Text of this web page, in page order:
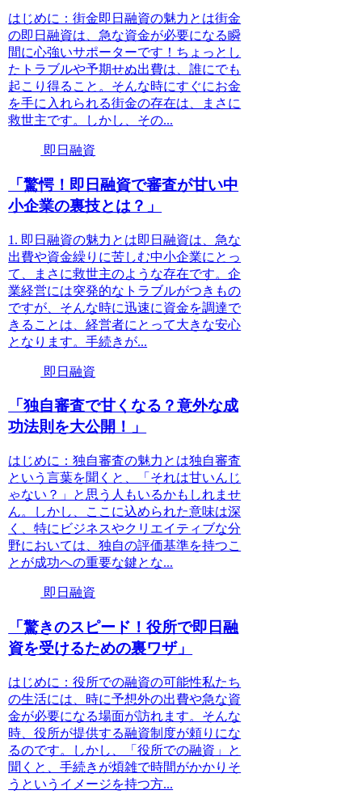
はじめに：街金即日融資の魅力とは街金
の即日融資は、急な資金が必要になる瞬
間に心強いサポーターです！ちょっとし
たトラブルや予期せぬ出費は、誰にでも
起こり得ること。そんな時にすぐにお金
を手に入れられる街金の存在は、まさに
救世主です。しかし、その...
即日融資
「驚愕！即日融資で審査が甘い中
小企業の裏技とは？」
1. 即日融資の魅力とは即日融資は、急な
出費や資金繰りに苦しむ中小企業にとっ
て、まさに救世主のような存在です。企
業経営には突発的なトラブルがつきもの
ですが、そんな時に迅速に資金を調達で
きることは、経営者にとって大きな安心
となります。手続きが...
即日融資
「独自審査で甘くなる？意外な成
功法則を大公開！」
はじめに：独自審査の魅力とは独自審査
という言葉を聞くと、「それは甘いんじ
ゃない？」と思う人もいるかもしれませ
ん。しかし、ここに込められた意味は深
く、特にビジネスやクリエイティブな分
野においては、独自の評価基準を持つこ
とが成功への重要な鍵とな...
即日融資
「驚きのスピード！役所で即日融
資を受けるための裏ワザ」
はじめに：役所での融資の可能性私たち
の生活には、時に予想外の出費や急な資
金が必要になる場面が訪れます。そんな
時、役所が提供する融資制度が頼りにな
るのです。しかし、「役所での融資」と
聞くと、手続きが煩雑で時間がかかりそ
うというイメージを持つ方...